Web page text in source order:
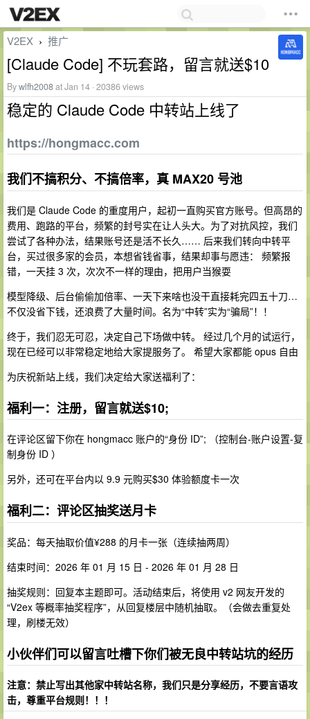
V2EX › 推广
[Claude Code] 不玩套路，留言就送$10
Bywlfh2008at Jan 14 · 20386 views
稳定的 Claude Code 中转站上线了
https://hongmacc.com
我们不搞积分、不搞倍率，真 MAX20 号池
我们是 Claude Code 的重度用户，起初一直购买官方账号。但高昂的
费用、跑路的平台，频繁的封号实在让人头大。为了对抗风控，我们
尝试了各种办法，结果账号还是活不长久…… 后来我们转向中转平
台，买过很多家的会员，本想省钱省事，结果却事与愿违： 频繁报
错，一天挂 3 次，次次不一样的理由，把用户当猴耍
模型降级、后台偷偷加倍率、一天下来啥也没干直接耗完四五十刀…
不仅没省下钱，还浪费了大量时间。名为“中转”实为“骗局”！！
终于，我们忍无可忍，决定自己下场做中转。 经过几个月的试运行，
现在已经可以非常稳定地给大家提服务了。 希望大家都能 opus 自由
为庆祝新站上线，我们决定给大家送福利了：
福利一：注册，留言就送$10;
在评论区留下你在 hongmacc 账户的“身份 ID”; （控制台-账户设置-复
制身份 ID ）
另外，还可在平台内以 9.9 元购买$30 体验额度卡一次
福利二：评论区抽奖送月卡
奖品：每天抽取价值¥288 的月卡一张（连续抽两周）
结束时间：2026 年 01 月 15 日 - 2026 年 01 月 28 日
抽奖规则：回复本主题即可。活动结束后，将使用 v2 网友开发的
“V2ex 等概率抽奖程序”，从回复楼层中随机抽取。（会做去重复处
理，刷楼无效）
小伙伴们可以留言吐槽下你们被无良中转站坑的经历
注意：禁止写出其他家中转站名称，我们只是分享经历，不要言语攻
击，尊重平台规则！！！